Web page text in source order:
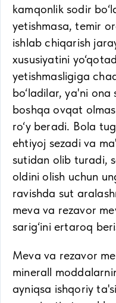
kamqonlik sodir
yetishmasa, temir
ishlab chiqarish
xususiyatini
yetishmasligiga
bo‘ladilar, ya'ni
boshqa ovqat
ro‘y beradi. Bola
ehtiyoj sezadi va
sutidan olib turadi,
oldini olish uchun
ravishda sut
meva va rezavor
sarig‘ini ertaroq
Meva va rezavor
minerall
ayniqsa ishqoriy